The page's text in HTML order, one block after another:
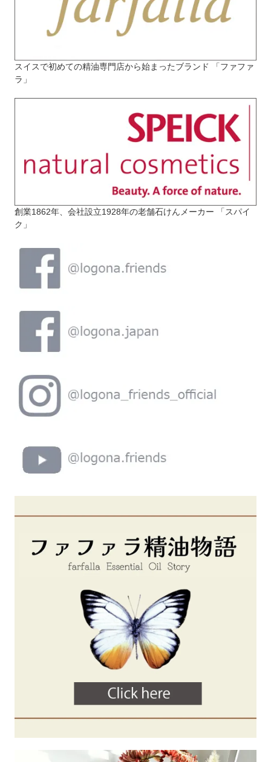
スイスで初めての精油専門店から始まったブランド 「ファファ
ラ」
創業1862年、会社設立1928年の老舗石けんメーカー 「スパイ
ク」